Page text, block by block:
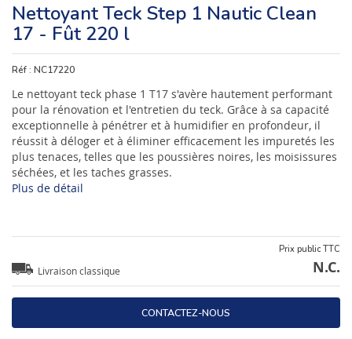
Nettoyant Teck Step 1 Nautic Clean
17 - Fût 220 l
Réf : NC17220
Le nettoyant teck phase 1 T17 s'avère hautement performant
pour la rénovation et l'entretien du teck. Grâce à sa capacité
exceptionnelle à pénétrer et à humidifier en profondeur, il
réussit à déloger et à éliminer efficacement les impuretés les
plus tenaces, telles que les poussières noires, les moisissures
séchées, et les taches grasses.
Plus de détail
Livraison classique
Prix public TTC
N.C.
CONTACTEZ-NOUS